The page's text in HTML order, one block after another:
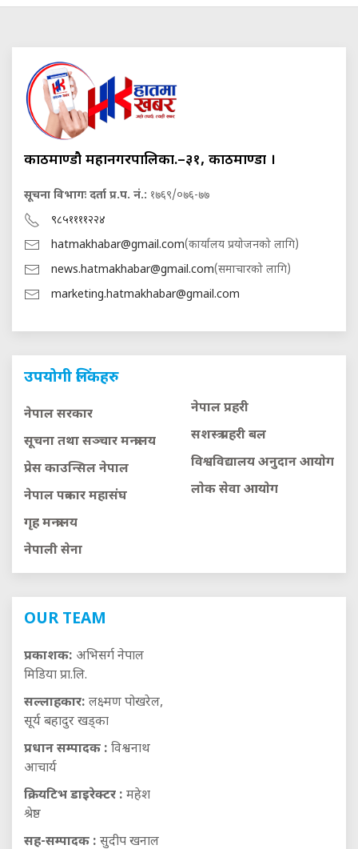
काठमाण्डौ महानगरपालिका.–३१, काठमाण्डौं ।
सूचना विभागः दर्ता प्र.प. नं.: १७६९/०७६-७७
९८५११११२२४
hatmakhabar@gmail.com(कार्यालय प्रयोजनको लागि)
news.hatmakhabar@gmail.com(समाचारको लागि)
marketing.hatmakhabar@gmail.com
उपयोगी लिंकहरु
नेपाल सरकार
सूचना तथा सञ्चार मन्त्रालय
प्रेस काउन्सिल नेपाल
नेपाल पत्रकार महासंघ
गृह मन्त्रालय
नेपाली सेना
नेपाल प्रहरी
सशस्त्र प्रहरी बल
विश्वविद्यालय अनुदान आयाेग
लाेक सेवा आयाेग
OUR TEAM
प्रकाशक: अभिसर्ग नेपाल
मिडिया प्रा.लि.
सल्लाहकार: लक्ष्मण पोखरेल,
सूर्य बहादुर खड्का
प्रधान सम्पादक : विश्वनाथ
आचार्य
क्रियटिभ डाइरेक्टर : महेश
श्रेष्ठ
सह-सम्पादक : सुदीप खनाल